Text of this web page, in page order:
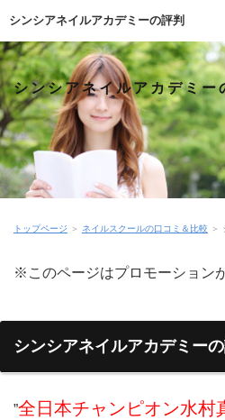
シンシアネイルアカデミーの評判
シンシアネイルアカデミー
トップページ ＞ ネイルスクールの口コミ＆比較 ＞
※このページはプロモーション
シンシアネイルアカデミー
”全日本チャンピオン水村